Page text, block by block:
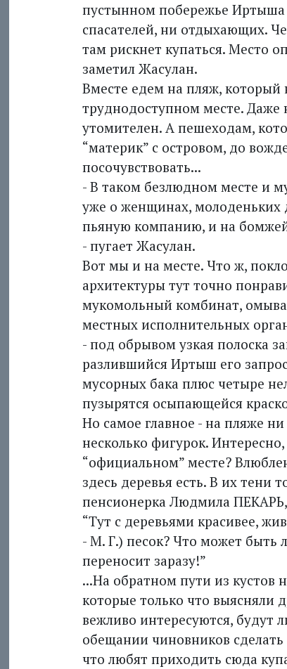
пустынном побережье Иртыша
спасателей, ни отдыхающих.
там рискнет купаться. Место
заметил Жасулан.
Вместе едем на пляж, который
труднодоступном месте.
утомителен. А пешеходам,
“материк” с островом, до
посочувствовать...
- В таком безлюдном месте и
уже о женщинах, молоденьких
пьяную компанию, и на
- пугает Жасулан.
Вот мы и на месте. Что ж,
архитектуры тут точно
мукомольный комбинат,
местных исполнительных
- под обрывом узкая полоска
разлившийся Иртыш его
мусорных бака плюс четыре
пузырятся осыпающейся
Но самое главное - на пляже
несколько фигурок.
“официальном” месте?
здесь деревья есть. В их тени
пенсионерка Людмила ПЕКАРЬ,
“Тут с деревьями красивее,
- М. Г.) песок? Что может быть
переносит заразу!”
...На обратном пути из кустов
которые только что выясняли
вежливо интересуются, будут
обещании чиновников
что любят приходить сюда